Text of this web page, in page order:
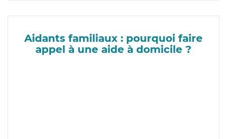
Aidants familiaux : pourquoi faire
appel à une aide à domicile ?